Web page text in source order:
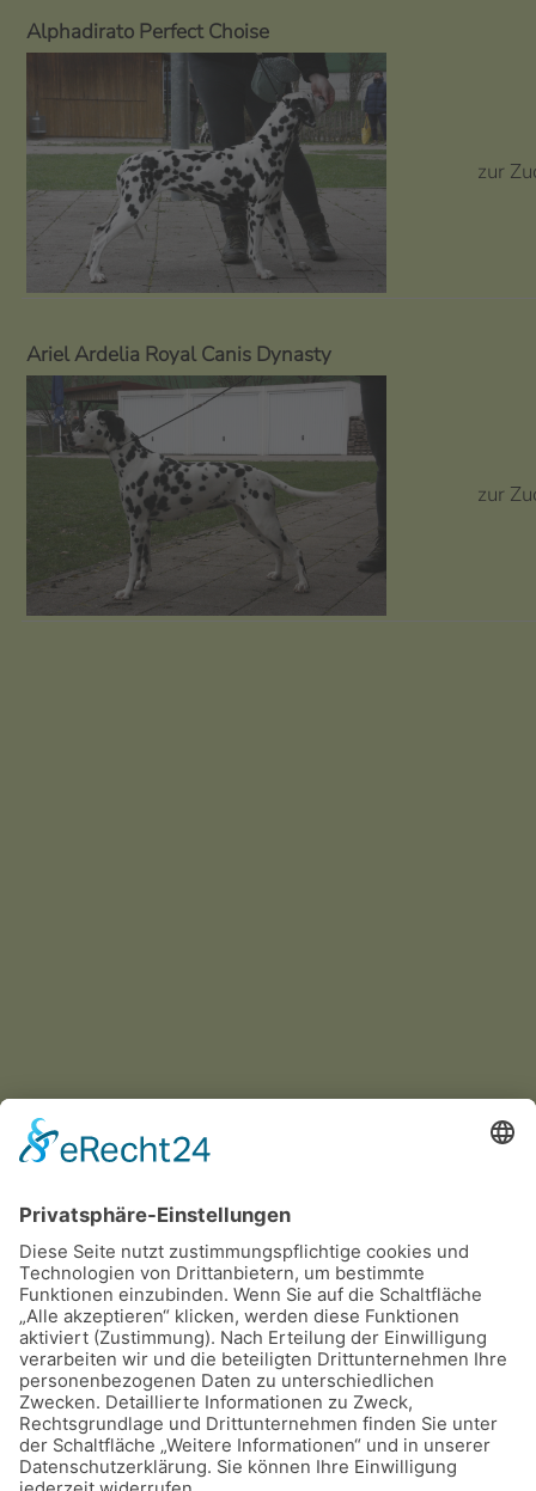
Alphadirato Perfect Choise
zur
Ariel Ardelia Royal Canis Dynasty
zur
Aufrufe: 1842
Zurück